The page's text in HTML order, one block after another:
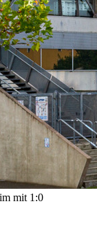
mit 1:0